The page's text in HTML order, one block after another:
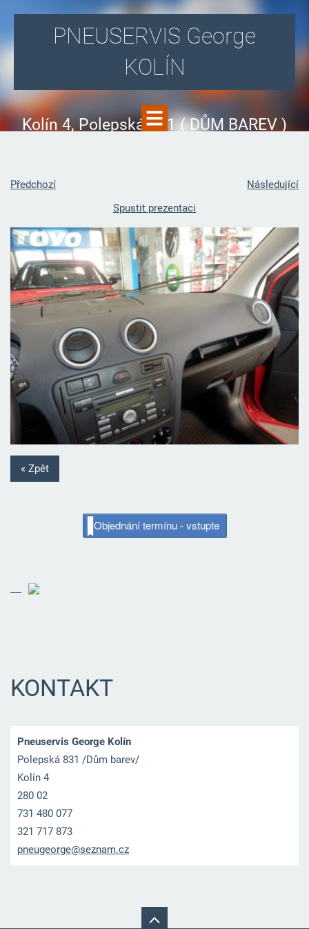
PNEUSERVIS George
KOLÍN
Kolín 4, Polepská 831 ( DŮM BAREV )
Předchozí
Následující
Spustit prezentaci
« Zpět
Objednání termínu - vstupte
KONTAKT
Pneuservis George Kolín
Polepská 831 /Dům barev/
Kolín 4
280 02
731 480 077
321 717 873
pneugeorge@seznam.cz